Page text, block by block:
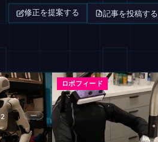
修正を提案する 記事を投稿する
ロボフィード